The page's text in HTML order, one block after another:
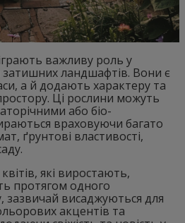
важливу роль у
затишних ландшафтів. Вони є
а й додають характеру та
Ці рослини можуть
або біо-
враховуючи багато
ґрунтові властивості,
які виростають,
протягом одного
зазвичай висаджуються для
акцентів та